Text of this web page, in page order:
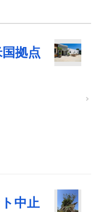
拠点
中止